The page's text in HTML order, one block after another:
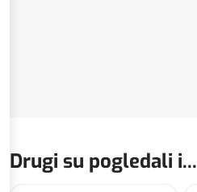
Drugi su pogledali i...